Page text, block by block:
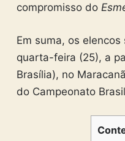
compromisso do
Em suma, os
quarta-feira (25), a
Brasília), no
do Campeonato